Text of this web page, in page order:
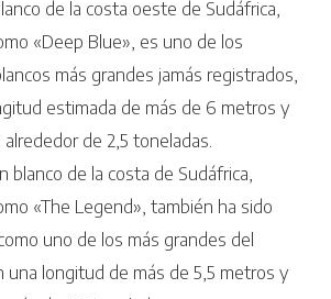
de la costa oeste de Sudáfrica,
«Deep Blue», es uno de los
más grandes jamás registrados,
estimada de más de 6 metros y
de 2,5 toneladas.
blanco de la costa de Sudáfrica,
«The Legend», también ha sido
uno de los más grandes del
una longitud de más de 5,5 metros y